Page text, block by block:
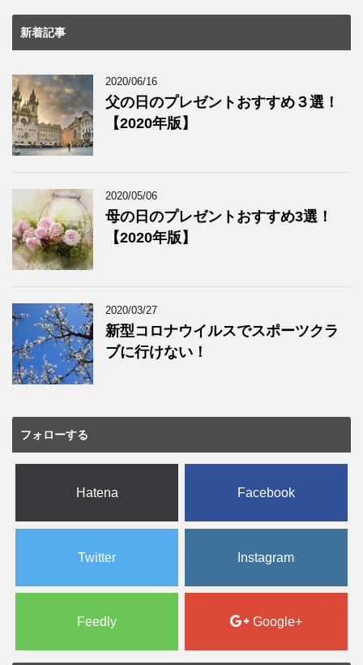
新着記事
2020/06/16
父の日のプレゼントおすすめ３選！
【2020年版】
2020/05/06
母の日のプレゼントおすすめ3選！
【2020年版】
2020/03/27
新型コロナウイルスでスポーツクラ
ブに行けない！
フォローする
Hatena Facebook
Twitter Instagram
Feedly Google+